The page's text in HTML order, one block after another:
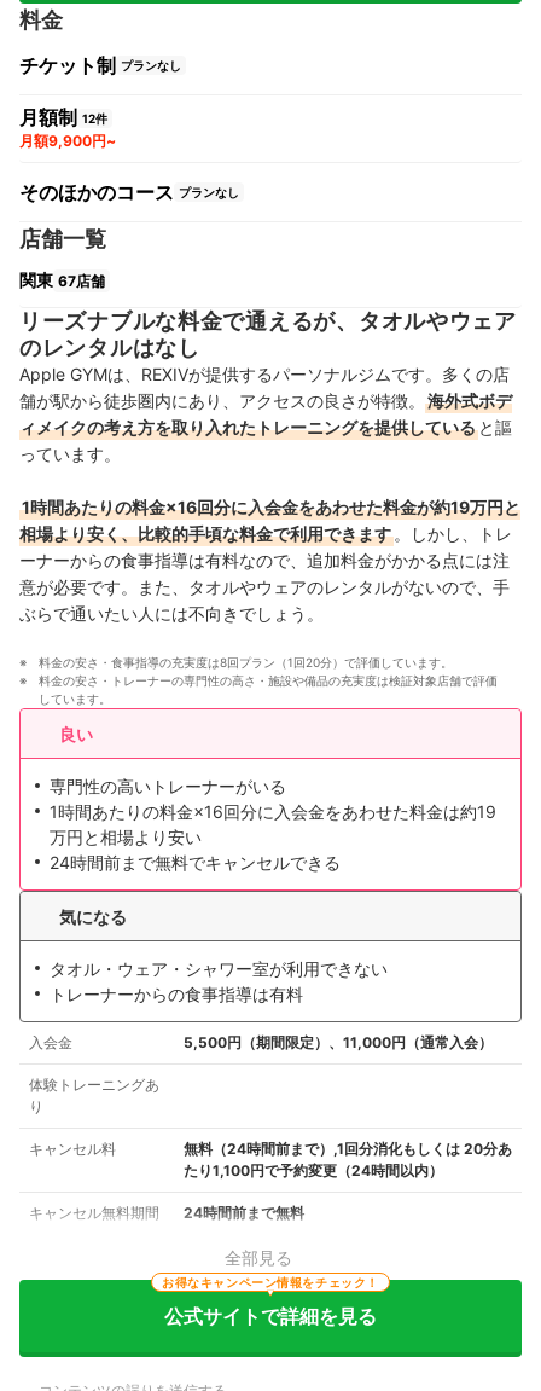
料金
チケット制 プランなし
月額制 12件
月額9,900円~
そのほかのコース プランなし
店舗一覧
関東 67店舗
リーズナブルな料金で通えるが、タオルやウェア
のレンタルはなし
Apple GYMは、REXIVが提供するパーソナルジムです。多くの店
舗が駅から徒歩圏内にあり、アクセスの良さが特徴。
海外式ボデ
ィメイクの考え方を取り入れたトレーニングを提供している と謳
っています。
1時間あたりの料金×16回分に入会金をあわせた料金が約19万円と
相場より安く、比較的手頃な料金で利用できます。しかし、トレ
ーナーからの食事指導は有料なので、追加料金がかかる点には注
意が必要です。また、タオルやウェアのレンタルがないので、手
ぶらで通いたい人には不向きでしょう。
料金の安さ・食事指導の充実度は8回プラン（1回20分）で評価しています。
料金の安さ・トレーナーの専門性の高さ・施設や備品の充実度は検証対象店舗で評価
しています。
良い
専門性の高いトレーナーがいる
1時間あたりの料金×16回分に入会金をあわせた料金は約19
万円と相場より安い
24時間前まで無料でキャンセルできる
気になる
タオル・ウェア・シャワー室が利用できない
トレーナーからの食事指導は有料
入会金 5,500円（期間限定）、11,000円（通常入会）
体験トレーニングあ
り
キャンセル料
無料（24時間前まで）,1回分消化もしくは 20分あ
たり1,100円で予約変更（24時間以内）
キャンセル無料期間 24時間前まで無料
全部見る
公式サイトで詳細を見る
お得なキャンペーン情報をチェック！